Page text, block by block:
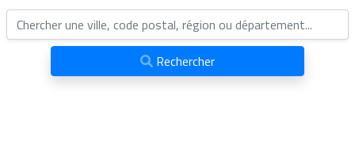
Rechercher